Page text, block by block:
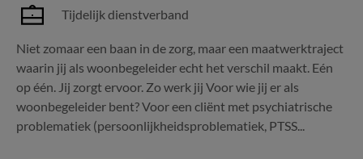
Tijdelijk dienstverband
Niet zomaar een baan in de zorg, maar een maatwerktraject
waarin jij als woonbegeleider echt het verschil maakt. Eén
op één. Jij zorgt ervoor. Zo werk jij Voor wie jij er als
woonbegeleider bent? Voor een cliënt met psychiatrische
problematiek (persoonlijkheidsproblematiek, PTSS...